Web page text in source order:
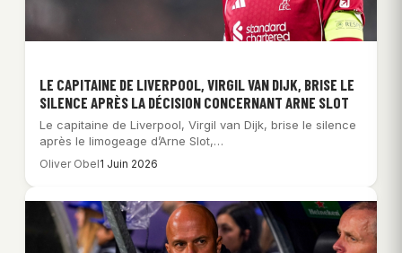
LE CAPITAINE DE LIVERPOOL, VIRGIL VAN DIJK, BRISE LE
SILENCE APRÈS LA DÉCISION CONCERNANT ARNE SLOT
Le capitaine de Liverpool, Virgil van Dijk, brise le silence
après le limogeage d’Arne Slot,…
Oliver Obel1 Juin 2026